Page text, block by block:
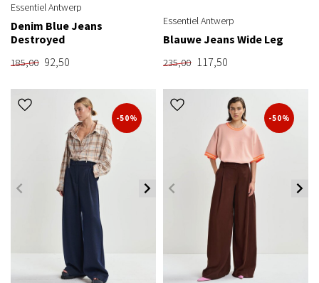
Essentiel Antwerp
Denim Blue Jeans
Destroyed
185,00 92,50
Essentiel Antwerp
Blauwe Jeans Wide Leg
235,00 117,50
-50% -50%